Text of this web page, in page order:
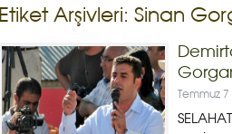
Etiket Arşivleri: Sinan
Temmuz 7